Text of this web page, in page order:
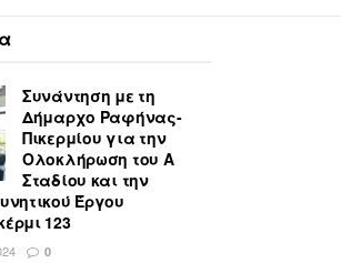
Συνάντηση με τη
Δήμαρχο Ραφήνας-
Πικερμίου για την
Ολοκλήρωση του Α
Σταδίου και την
Έργου
123
0